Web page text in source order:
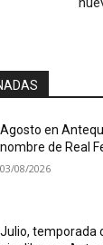
Agosto en
nombre de Real
03/08/2026
Julio, temporada